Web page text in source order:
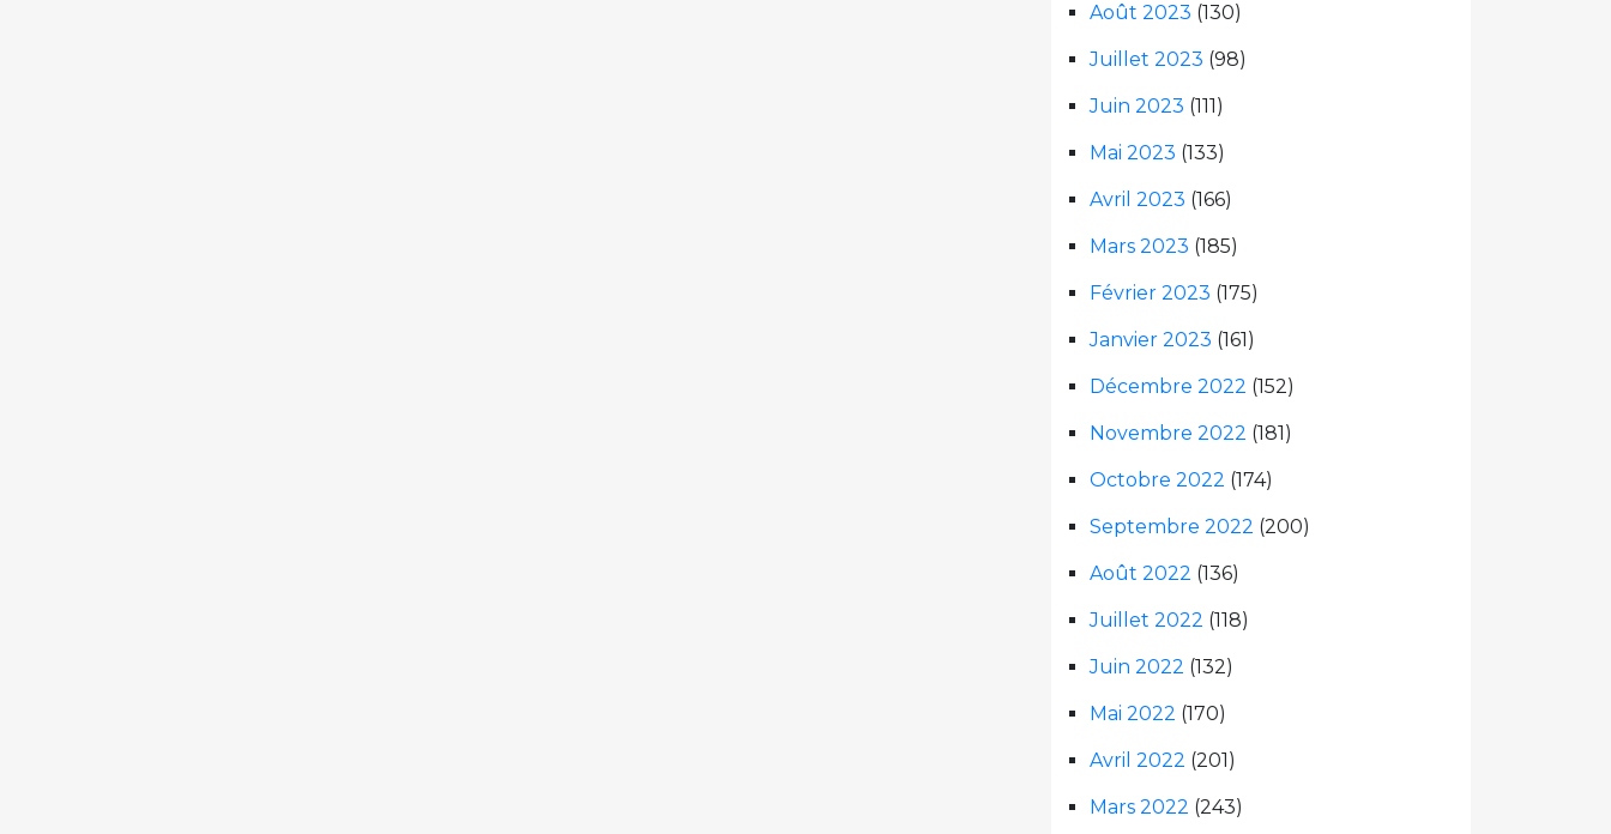
Août 2023 (130)
Juillet 2023 (98)
Juin 2023 (111)
Mai 2023 (133)
Avril 2023 (166)
Mars 2023 (185)
Février 2023 (175)
Janvier 2023 (161)
Décembre 2022 (152)
Novembre 2022 (181)
Octobre 2022 (174)
Septembre 2022 (200)
Août 2022 (136)
Juillet 2022 (118)
Juin 2022 (132)
Mai 2022 (170)
Avril 2022 (201)
Mars 2022 (243)